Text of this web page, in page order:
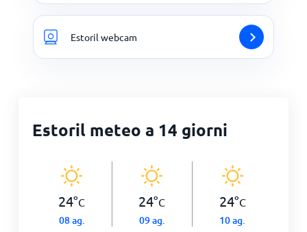
Estoril webcam
Estoril meteo a 14 giorni
24°C
08 ag.
24°C
09 ag.
24°C
10 ag.